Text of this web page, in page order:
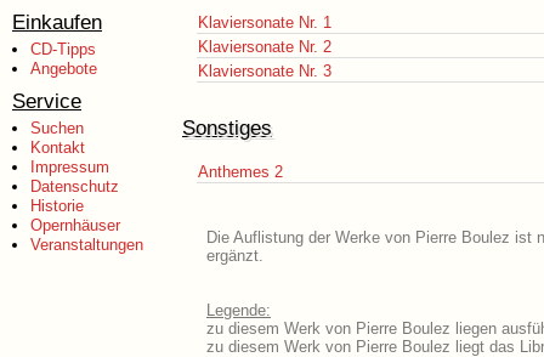
Einkaufen
CD-Tipps
Angebote
Service
Suchen
Kontakt
Impressum
Datenschutz
Historie
Opernhäuser
Veranstaltungen
Klaviersonate Nr. 1
Klaviersonate Nr. 2
Klaviersonate Nr. 3
Sonstiges
Anthemes 2
Die Auflistung der Werke von Pierre Boulez
ergänzt.
Legende:
zu diesem Werk von Pierre Boulez liegen
zu diesem Werk von Pierre Boulez liegt das